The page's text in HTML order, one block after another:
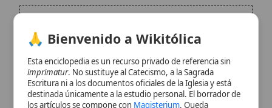
El Concilio de Sardis (347 d.C.)
Santos y obispos notables
Significado teológico en la
tradición católica
los artículos se compone conMagisterium. Queda
colegios o seminarios sin autorización episcopal -CDC 823-.
Se insta a consultar siempre las fuentes referenciadas y a
del menú superior. Entrando a la enciclopedia confirma que
ha leído y acepta expresamente lapolítica de privacidady el
aviso legal
Aceptar y Entrar